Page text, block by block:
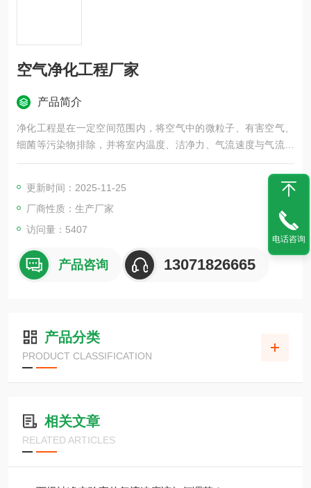
空气净化工程厂家
产品简介
净化工程是在一定空间范围内，将空气中的微粒子、有害空气、
细菌等污染物排除，并将室内温度、洁净力、气流速度与气流分
布、噪音振动及照明、静电控制在某一需求范围内的工程学科。
净化工程所特别设计的房间，不论外在空气条件如何变化，室内
均具有维持原先所设定要求之洁净度、温湿度及压力等性能
更新时间：2025-11-25
厂商性质：生产厂家
访问量：5407
产品咨询 13071826665
产品分类
PRODUCT CLASSIFICATION
相关文章
RELATED ARTICLES
电话咨询